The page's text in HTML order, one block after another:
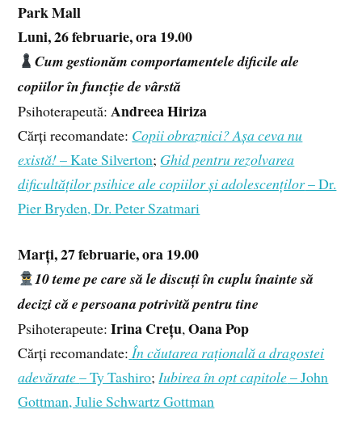
Park Mall
Luni, 26 februarie, ora 19.00
Cum gestionăm comportamentele dificile ale
copiilor în funcție de vârstă
Psihoterapeută:Andreea Hiriza
Cărți recomandate: Copii obraznici? Așa ceva nu
există!– Kate Silverton; Ghid pentru rezolvarea
dificultăților psihice ale copiilor și adolescenților– Dr.
Pier Bryden, Dr. Peter Szatmari
Marți, 27 februarie, ora 19.00
10 teme pe care să le discuți în cuplu înainte să
decizi că e persoana potrivită pentru tine
Psihoterapeute:Irina Crețu,Oana Pop
Cărți recomandate: În căutarea rațională a dragostei
adevărate– Ty Tashiro;Iubirea în opt capitole– John
Gottman, Julie Schwartz Gottman